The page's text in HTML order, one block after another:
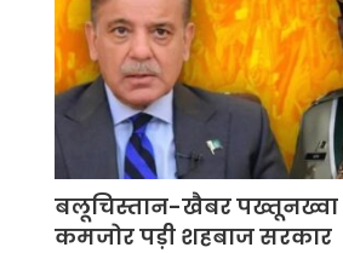
बलूचिस्तान-खैबर पख्तूनख्वा
कमजोर पड़ी शहबाज सरकार